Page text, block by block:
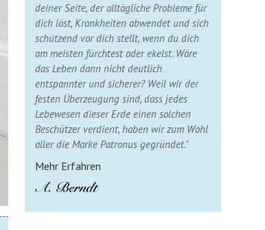
deiner Seite, der alltägliche Probleme für
dich löst, Krankheiten abwendet und sich
schützend vor dich stellt, wenn du dich
am meisten fürchtest oder ekelst. Wäre
das Leben dann nicht deutlich
entspannter und sicherer? Weil wir der
festen Überzeugung sind, dass jedes
Lebewesen dieser Erde einen solchen
Beschützer verdient, haben wir zum Wohl
aller die Marke Patronus gegründet."
Mehr Erfahren